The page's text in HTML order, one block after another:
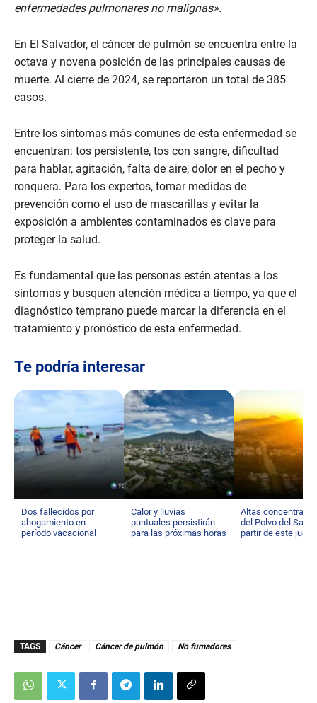
enfermedades pulmonares no malignas».
En El Salvador, el cáncer de pulmón se encuentra entre la
octava y novena posición de las principales causas de
muerte. Al cierre de 2024, se reportaron un total de 385
casos.
Entre los síntomas más comunes de esta enfermedad se
encuentran: tos persistente, tos con sangre, dificultad
para hablar, agitación, falta de aire, dolor en el pecho y
ronquera. Para los expertos, tomar medidas de
prevención como el uso de mascarillas y evitar la
exposición a ambientes contaminados es clave para
proteger la salud.
Es fundamental que las personas estén atentas a los
síntomas y busquen atención médica a tiempo, ya que el
diagnóstico temprano puede marcar la diferencia en el
tratamiento y pronóstico de esta enfermedad.
Te podría interesar
Dos fallecidos por
ahogamiento en
período vacacional
Calor y lluvias
puntuales persistirán
para las próximas horas
Altas
del Polvo del
partir de este
TAGS Cáncer Cáncer de pulmón No fumadores